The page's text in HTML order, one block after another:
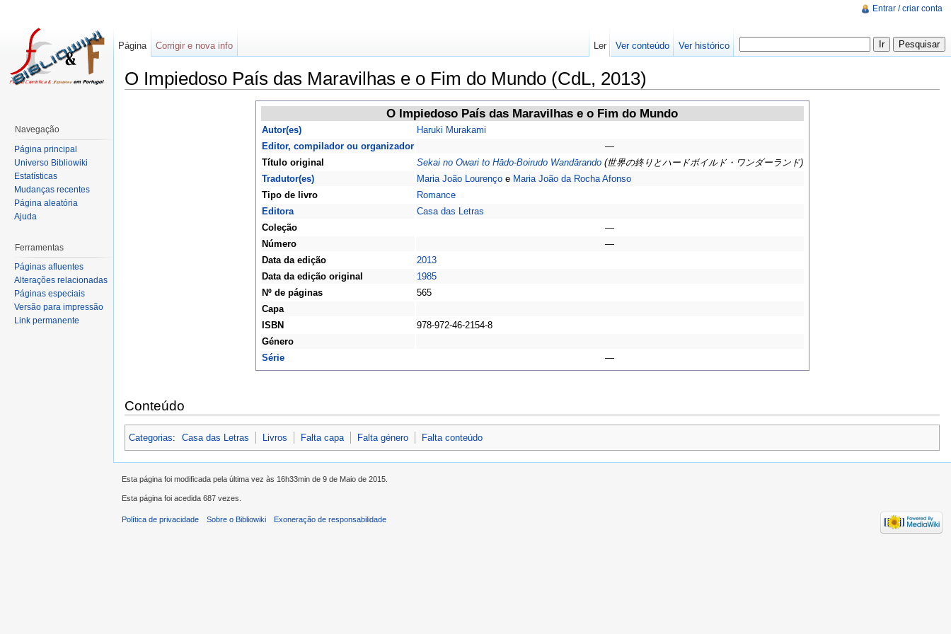
O Impiedoso País das Maravilhas e o Fim do Mundo (CdL, 2013)
O Impiedoso País das Maravilhas e o Fim do Mundo
Autor(es)
Haruki Murakami
Editor, compilador ou organizador
—
Título original
Sekai no Owari to Hādo-Boirudo Wandārando(世界の終りとハードボイルド・ワンダーランド)
Tradutor(es)
Maria João Lourençoe Maria João da Rocha Afonso
Tipo de livro
Romance
Editora
Casa das Letras
Coleção
—
Número
—
Data da edição
2013
Data da edição original
1985
Nº de páginas
565
Capa
ISBN
978-972-46-2154-8
Género
Série
—
Conteúdo
Categorias: Casa das Letras Livros Falta capa Falta género Falta conteúdo
Entrar / criar conta
Página Corrigir e nova info Ler Ver conteúdo Ver histórico
Navegação
Página principal
Universo Bibliowiki
Estatísticas
Mudanças recentes
Página aleatória
Ajuda
Ferramentas
Páginas afluentes
Alterações relacionadas
Páginas especiais
Versão para impressão
Link permanente
Esta página foi modificada pela última vez às 16h33min de 9 de Maio de 2015.
Esta página foi acedida 687 vezes.
Política de privacidade Sobre o Bibliowiki Exoneração de responsabilidade